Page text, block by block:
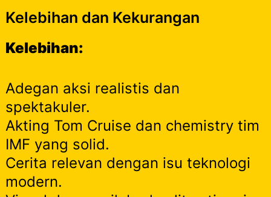
Kelebihan dan Kekurangan
Kelebihan:
Adegan aksi realistis dan
spektakuler.
Akting Tom Cruise dan chemistry tim
IMF yang solid.
Cerita relevan dengan isu teknologi
modern.